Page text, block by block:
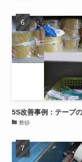
5S改善事例：テープ
整頓